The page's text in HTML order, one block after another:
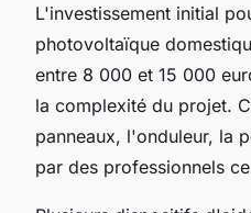
L'investissement initial
photovoltaïque
entre 8 000 et 15 000
la complexité du projet.
panneaux, l'onduleur, la
par des professionnels